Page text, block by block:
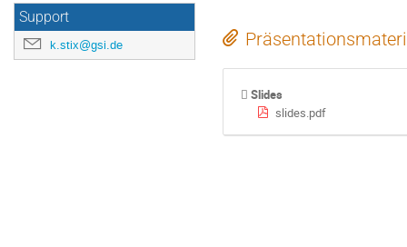
Support
k.stix@gsi.de
Slides
slides.pdf